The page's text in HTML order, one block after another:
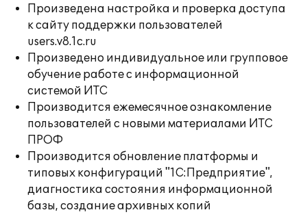
Произведена настройка и проверка доступа
к сайту поддержки пользователей
users.v8.1c.ru
Произведено индивидуальное или групповое
обучение работе с информационной
системой ИТС
Производится ежемесячное ознакомление
пользователей с новыми материалами ИТС
ПРОФ
Производится обновление платформы и
типовых конфигураций "1С:Предприятие",
диагностика состояния информационной
базы, создание архивных копий